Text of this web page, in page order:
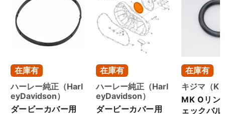
お買い物を続ける
在庫有
ハーレー純正（Harl
eyDavidson）
ダービーカバー用
在庫有
ハーレー純正（Harl
eyDavidson）
ダービーカバー用
在庫有
キジマ（
MK Oリン
ェックバ